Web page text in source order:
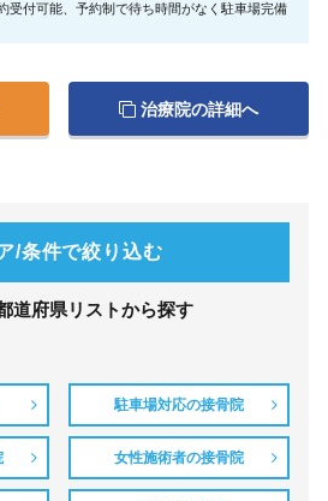
受付可能、予約制で待ち時間がなく駐車場完備
治療院の詳細へ
/条件で絞り込む
道府県リストから探す
駐車場対応の接骨院
女性施術者の接骨院